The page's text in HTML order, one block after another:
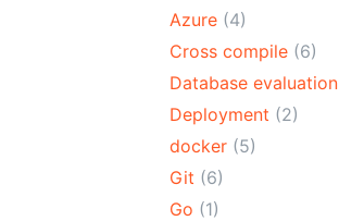
Azure (4)
Cross compile (6)
Database evaluation
Deployment (2)
docker (5)
Git (6)
Go (1)